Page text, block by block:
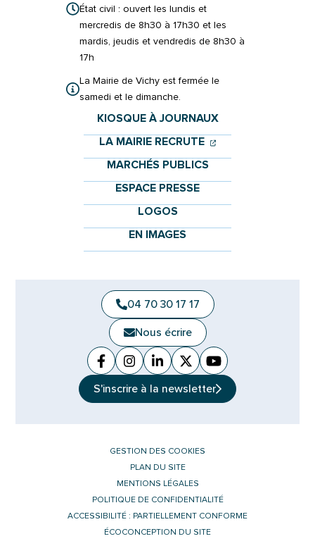
État civil : ouvert les lundis et
mercredis de 8h30 à 17h30 et les
mardis, jeudis et vendredis de 8h30 à
17h
La Mairie de Vichy est fermée le
samedi et le dimanche.
KIOSQUE À JOURNAUX
LA MAIRIE RECRUTE (OUVERTURE
(OUVERTURE
MARCHÉS PUBLICS
ESPACE PRESSE
LOGOS
EN IMAGES
04 70 30 17 17
Nous écrire
Facebook
(ouverture dans un nouvel onglet)
Instagram
(ouverture dans un nouvel
Linkedin
(ouverture dans un nouvel
X (Twitter)
(ouverture dans un
YouTube
(ouverture dans
S'inscrire à la newsletter
GESTION DES COOKIES
PLAN DU SITE
MENTIONS LÉGALES
POLITIQUE DE CONFIDENTIALITÉ
ACCESSIBILITÉ : PARTIELLEMENT CONFORME
ÉCOCONCEPTION DU SITE